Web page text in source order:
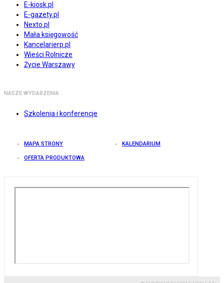
E-kiosk.pl
E-gazety.pl
Nexto.pl
Mała księgowość
Kancelarierp.pl
Wieści Rolnicze
Życie Warszawy
NASZE WYDARZENIA
Szkolenia i konferencje
MAPA STRONY KALENDARIUM
OFERTA PRODUKTOWA